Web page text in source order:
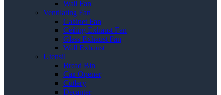
Wall Fan
Ventilating Fan
Cabinet Fan
Ceiling Exhaust Fan
Glass Exhaust Fan
Wall Exhaust
Utensil
Bread Bin
Can Opener
Cutlery
Decanter